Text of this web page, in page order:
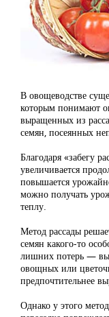
В овощеводстве
которым понимают
выращенных из
семян, посеянных
Благодаря «забегу
увеличивается
повышается
можно получать
теплу.
Метод рассады
семян какого-то
лишних потерь —
овощных или
предпочтительнее
Однако у этого